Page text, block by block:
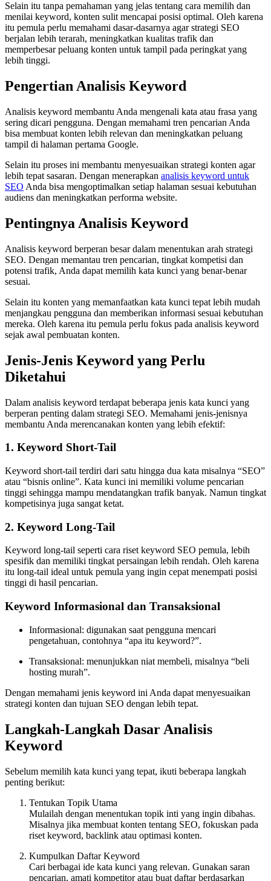
Selain itu tanpa pemahaman yang jelas tentang cara memilih dan
menilai keyword, konten sulit mencapai posisi optimal. Oleh karena
itu pemula perlu memahami dasar-dasarnya agar strategi SEO
berjalan lebih terarah, meningkatkan kualitas trafik dan
memperbesar peluang konten untuk tampil pada peringkat yang
lebih tinggi.
Pengertian Analisis Keyword
Analisis keyword membantu Anda mengenali kata atau frasa yang
sering dicari pengguna. Dengan memahami tren pencarian Anda
bisa membuat konten lebih relevan dan meningkatkan peluang
tampil di halaman pertama Google.
Selain itu proses ini membantu menyesuaikan strategi konten agar
lebih tepat sasaran. Dengan menerapkan analisis keyword untuk
SEO Anda bisa mengoptimalkan setiap halaman sesuai kebutuhan
audiens dan meningkatkan performa website.
Pentingnya Analisis Keyword
Analisis keyword berperan besar dalam menentukan arah strategi
SEO. Dengan memantau tren pencarian, tingkat kompetisi dan
potensi trafik, Anda dapat memilih kata kunci yang benar-benar
sesuai.
Selain itu konten yang memanfaatkan kata kunci tepat lebih mudah
menjangkau pengguna dan memberikan informasi sesuai kebutuhan
mereka. Oleh karena itu pemula perlu fokus pada analisis keyword
sejak awal pembuatan konten.
Jenis-Jenis Keyword yang Perlu
Diketahui
Dalam analisis keyword terdapat beberapa jenis kata kunci yang
berperan penting dalam strategi SEO. Memahami jenis-jenisnya
membantu Anda merencanakan konten yang lebih efektif:
1. Keyword Short-Tail
Keyword short-tail terdiri dari satu hingga dua kata misalnya “SEO”
atau “bisnis online”. Kata kunci ini memiliki volume pencarian
tinggi sehingga mampu mendatangkan trafik banyak. Namun tingkat
kompetisinya juga sangat ketat.
2. Keyword Long-Tail
Keyword long-tail seperti cara riset keyword SEO pemula, lebih
spesifik dan memiliki tingkat persaingan lebih rendah. Oleh karena
itu long-tail ideal untuk pemula yang ingin cepat menempati posisi
tinggi di hasil pencarian.
Keyword Informasional dan Transaksional
Informasional: digunakan saat pengguna mencari
pengetahuan, contohnya “apa itu keyword?”.
Transaksional: menunjukkan niat membeli, misalnya “beli
hosting murah”.
Dengan memahami jenis keyword ini Anda dapat menyesuaikan
strategi konten dan tujuan SEO dengan lebih tepat.
Langkah-Langkah Dasar Analisis
Keyword
Sebelum memilih kata kunci yang tepat, ikuti beberapa langkah
penting berikut:
Tentukan Topik Utama
Mulailah dengan menentukan topik inti yang ingin dibahas.
Misalnya jika membuat konten tentang SEO, fokuskan pada
riset keyword, backlink atau optimasi konten.
Kumpulkan Daftar Keyword
Cari berbagai ide kata kunci yang relevan. Gunakan saran
pencarian, amati kompetitor atau buat daftar berdasarkan